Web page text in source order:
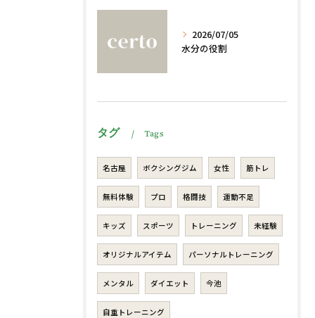
2026/07/05
水分の役割
タグ Tags
名古屋 ボクシングジム 女性 筋トレ
無料体験 プロ 格闘技 運動不足
キッズ スポーツ トレーニング 未経験
オリジナルアイテム パーソナルトレーニング
メンタル ダイエット 今池
自重トレーニング